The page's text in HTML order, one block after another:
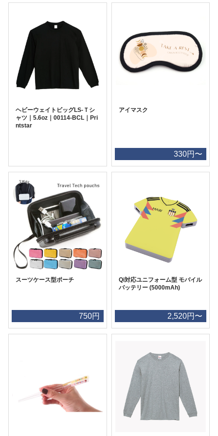
ヘビーウェイトビッグLS-Ｔシ
ャツ｜5.6oz｜00114-BCL｜Pri
ntstar
アイマスク
330円〜
スーツケース型ポーチ
750円
Qi対応ユニフォーム型 モバイル
バッテリー (5000mAh)
2,520円〜